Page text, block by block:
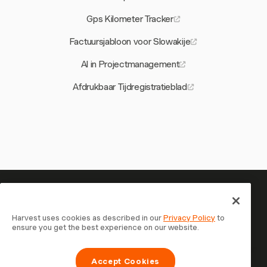
Gps Kilometer Tracker
Factuursjabloon voor Slowakije
AI in Projectmanagement
Afdrukbaar Tijdregistratieblad
Je tijd is het waard om bij te
houden — begin nu
Sluit je aan bij meer dan 70.000 bedrijven die tijd
registreren, klanten factureren en sneller betaald worden
met Harvest. Gratis te proberen, in 30 seconden
Harvest uses cookies as described in ourPrivacy Policyto
ensure you get the best experience on our website.
Accept Cookies